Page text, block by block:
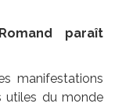
paraît
manifestations
utiles du monde